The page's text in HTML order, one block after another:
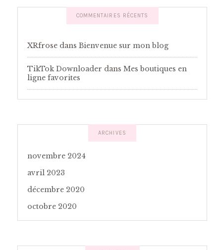
COMMENTAIRES RÉCENTS
XRfrose dans Bienvenue sur mon blog
TikTok Downloader dans Mes boutiques en
ligne favorites
ARCHIVES
novembre 2024
avril 2023
décembre 2020
octobre 2020